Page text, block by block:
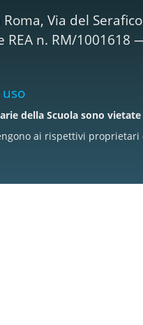
Via del
n. RM/1001618
della Scuola sono vietate
ai rispettivi proprietari